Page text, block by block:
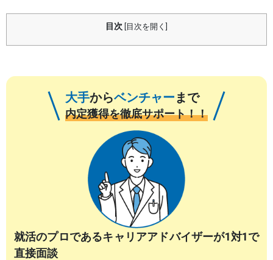
目次 [目次を開く]
大手からベンチャーまで
内定獲得を徹底サポート！！
就活のプロであるキャリアアドバイザーが1対1で
直接面談